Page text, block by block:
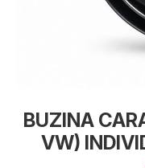
BUZINA
VW)